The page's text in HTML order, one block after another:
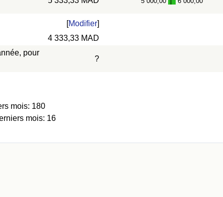
-
[Modifier]
4 333,33 MAD
pour
?
mois: 180
mois: 16